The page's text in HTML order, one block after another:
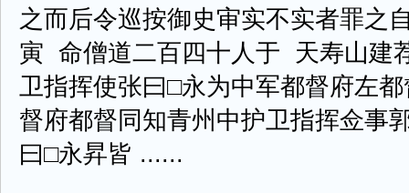
之而后令巡按御史审实不实者罪之
寅 命僧道二百四十人于 天寿山建
卫指挥使张曰□永为中军都督府左
督府都督同知青州中护卫指挥佥事
曰□永昇皆 ......